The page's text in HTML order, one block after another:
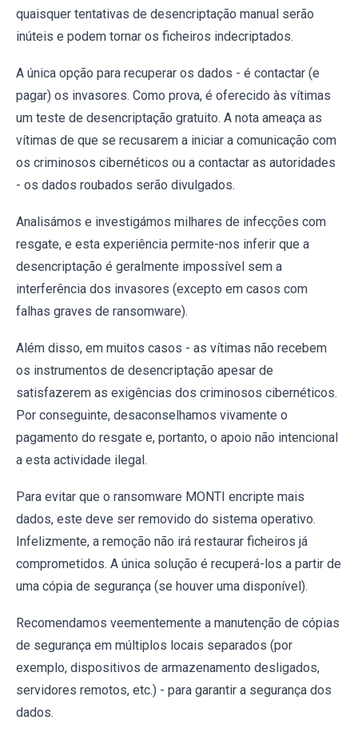
quaisquer tentativas de desencriptação manual serão
inúteis e podem tornar os ficheiros indecriptados.
A única opção para recuperar os dados - é contactar (e
pagar) os invasores. Como prova, é oferecido às vítimas
um teste de desencriptação gratuito. A nota ameaça as
vítimas de que se recusarem a iniciar a comunicação com
os criminosos cibernéticos ou a contactar as autoridades
- os dados roubados serão divulgados.
Analisámos e investigámos milhares de infecções com
resgate, e esta experiência permite-nos inferir que a
desencriptação é geralmente impossível sem a
interferência dos invasores (excepto em casos com
falhas graves de ransomware).
Além disso, em muitos casos - as vítimas não recebem
os instrumentos de desencriptação apesar de
satisfazerem as exigências dos criminosos cibernéticos.
Por conseguinte, desaconselhamos vivamente o
pagamento do resgate e, portanto, o apoio não intencional
a esta actividade ilegal.
Para evitar que o ransomware MONTI encripte mais
dados, este deve ser removido do sistema operativo.
Infelizmente, a remoção não irá restaurar ficheiros já
comprometidos. A única solução é recuperá-los a partir de
uma cópia de segurança (se houver uma disponível).
Recomendamos veementemente a manutenção de cópias
de segurança em múltiplos locais separados (por
exemplo, dispositivos de armazenamento desligados,
servidores remotos, etc.) - para garantir a segurança dos
dados.